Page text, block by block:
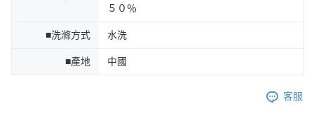
５０％
■洗滌方式 水洗
■產地 中國
客服